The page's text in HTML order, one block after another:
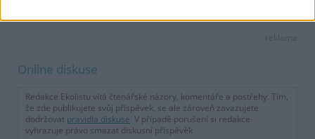
reklama
Online diskuse
Redakce Ekolistu vítá čtenářské názory, komentáře a postřehy. Tím,
že zde publikujete svůj příspěvek, se ale zároveň zavazujete
dodržovat pravidla diskuse. V případě porušení si redakce
vyhrazuje právo smazat diskusní příspěvěk